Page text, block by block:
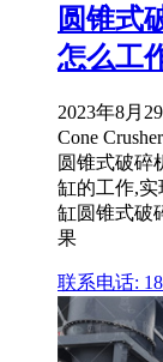
圆锥式
怎么工
2023年8月
Cone
圆锥式破碎
缸的工作,
缸圆锥式破
果
联系电话: